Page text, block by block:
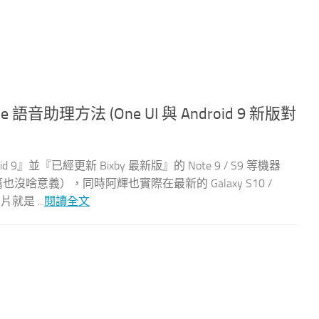
語音助理方法 (One UI 與 Android 9 新版對
9』並『已經更新 Bixby 最新版』的 Note 9 / S9 等機器
沒啥意義），同時阿輝也實際在最新的 Galaxy S10 /
就是 ...閱讀全文